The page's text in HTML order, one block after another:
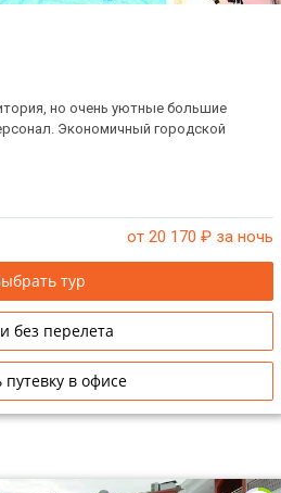
но очень уютные большие
Экономичный городской
от 20 170 ₽ за ночь
тур
без перелета
путевку в офисе